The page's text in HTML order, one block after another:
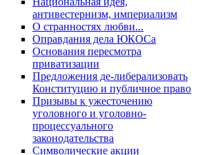
антивестернизм, империализм
О странностях любви...
Оправдания дела ЮКОСа
Основания пересмотра
приватизации
Предложения де-либерализовать
Конституцию и публичное право
Призывы к ужесточению
уголовного и уголовно-
процессуального
законодательства
Символические акции